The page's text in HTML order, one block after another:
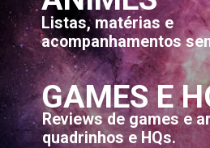
Listas, matérias e
acompanhamentos
GAMES E
Reviews de games e
quadrinhos e HQs.